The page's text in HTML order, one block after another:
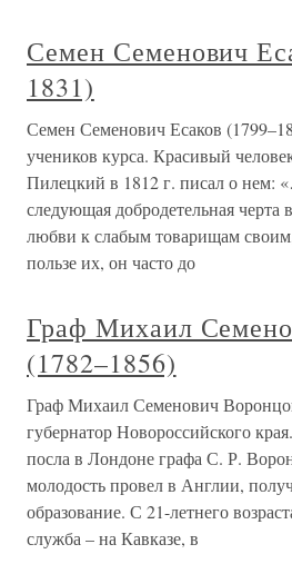
Семен Семенович
1831)
Семен Семенович Есаков
учеников курса. Красивый
Пилецкий в 1812 г. писал о нем:
следующая добродетельная черта
любви к слабым товарищам
пользе их, он часто до
Граф Михаил
(1782–1856)
Граф Михаил Семенович
губернатор Новороссийского
посла в Лондоне графа С. Р.
молодость провел в Англии,
образование. С 21-летнего
служба – на Кавказе, в